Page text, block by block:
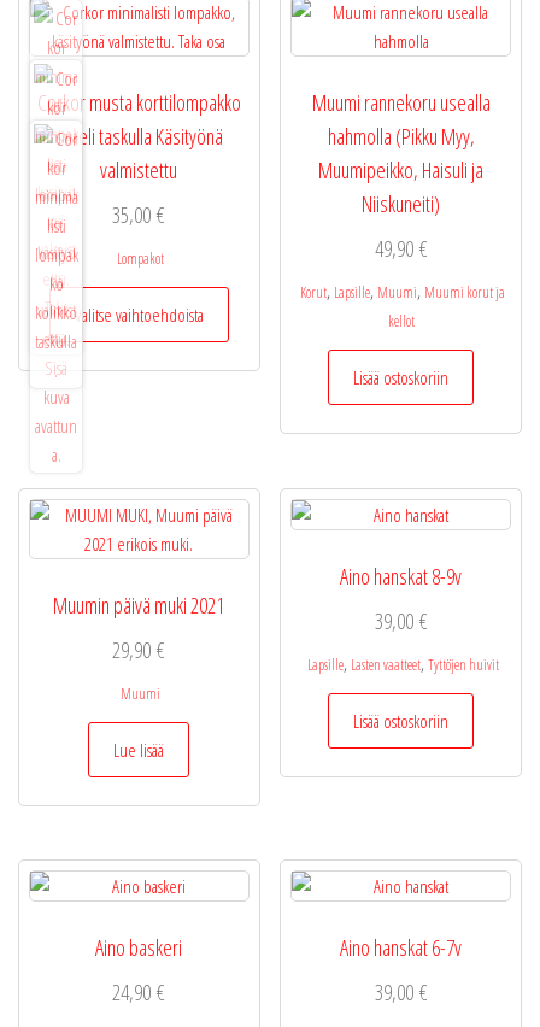
valinnat
Corkor musta korttilompakko
seteli taskulla Käsityönä
valmistettu
35,00€
Lompakot
Valitse vaihtoehdoista
Tällä
valinnat
tuotteen
sivulla.
Muumi rannekoru usealla
hahmolla (Pikku Myy,
Muumipeikko, Haisuli ja
Niiskuneiti)
49,90 €
Korut, Lapsille, Muumi, Muumi korut ja
kellot
Lisää ostoskoriin
Muumin päivä muki 2021
29,90€
Muumi
Lue lisää
Aino hanskat 8-9v
39,00 €
Lapsille, Lasten vaatteet, Tyttöjen huivit
Lisää ostoskoriin
Aino baskeri
24,90€
Aino hanskat 6-7v
39,00 €